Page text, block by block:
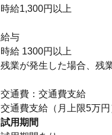
時給1,300円以上
給与
時給 1300円以上
残業が発生した場合、残
交通費：交通費支給
交通費支給（月上限5万円
試用期間